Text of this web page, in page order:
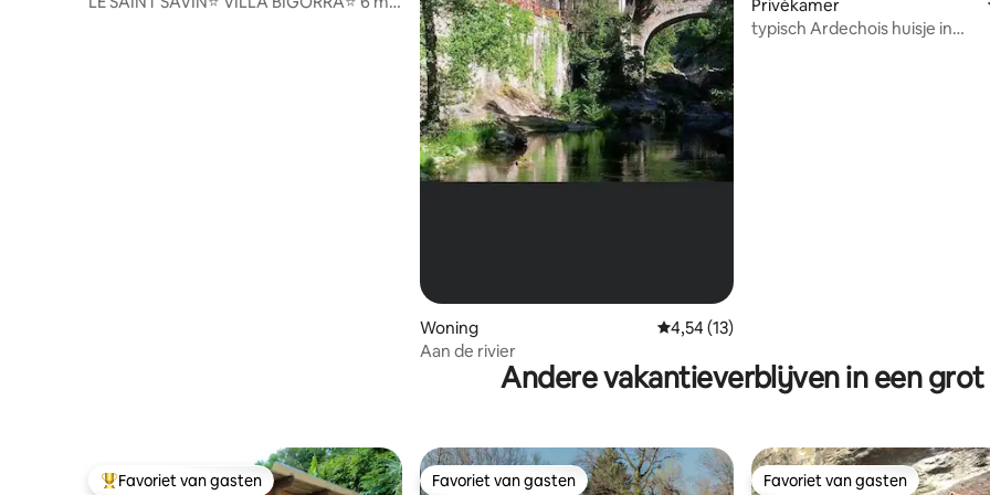
Woning Gemiddelde beoordeling van 4,54 op 5, 13
4,54 (13)
Aan de rivier
Privékamer
typisch Ardechois huisje in
Andere vakantieverblijven in een grot
Topfavoriet van gasten
Favoriet van gasten Favoriet van gasten
Favoriet van gasten Favoriet van gasten
Favoriet van gasten